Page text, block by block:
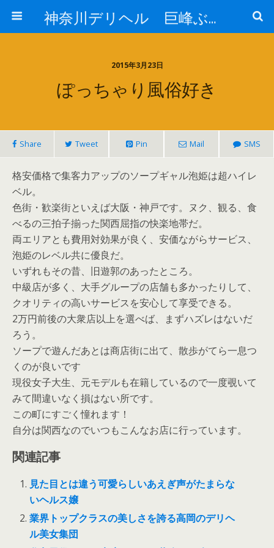
神奈川デリヘル 巨峰ぶどう｜人妻専門デリバリーヘルス情報
2015年3月23日
ぽっちゃり風俗好き
Share Tweet Pin Mail SMS
格安価格で集客力アップのソープギャル泡姫は超ハイレ
ベル。
色街・歓楽街といえば大阪・神戸です。ヌク、観る、食
べるの三拍子揃った関西屈指の快楽地帯だ。
両エリアとも費用対効果が良く、安価ながらサービス、
泡姫のレベル共に優良だ。
いずれもその昔、旧遊郭のあったところ。
中級店が多く、大手グループの店舗も多かったりして、
クオリティの高いサービスを安心して享受できる。
2万円前後の大衆店以上を選べば、まずハズレはないだ
ろう。
ソープで遊んだあとは商店街に出て、散歩がてら一息つ
くのが良いです
現役女子大生、元モデルも在籍しているので一度覗いて
みて間違いなく損はない所です。
この町にすごく憧れます！
自分は関西なのでいつもこんなお店に行っています。
関連記事
見た目とは違う可愛らしいあえぎ声がたまらな
いヘルス嬢
業界トップクラスの美しさを誇る高岡のデリヘ
ル美女集団